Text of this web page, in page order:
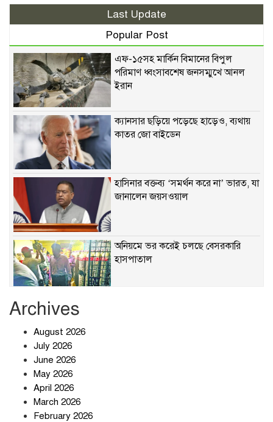
Last Update
Popular Post
এফ-১৫সহ মার্কিন বিমানের বিপুল
পরিমাণ ধ্বংসাবশেষ জনসম্মুখে আনল
ইরান
ক্যানসার ছড়িয়ে পড়েছে হাড়েও, ব্যথায়
কাতর জো বাইডেন
হাসিনার বক্তব্য ‘সমর্থন করে না’ ভারত, যা
জানালেন জয়সওয়াল
অনিয়মে ভর করেই চলছে বেসরকারি
হাসপাতাল
Archives
August 2026
July 2026
June 2026
May 2026
April 2026
March 2026
February 2026